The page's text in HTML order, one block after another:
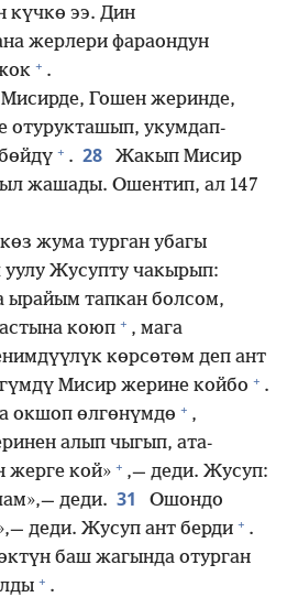
күчкө ээ. Дин
жерлери фараондун
+ .
Гошен жеринде,
отурукташып, укумдап-
+ . 28
Жакып Мисир
жашады. Ошентип, ал 147
жума турган убагы
уулу Жусупту чакырып:
ырайым тапкан болсом,
коюп + , мага
көрсөтөм деп ант
Мисир жерине койбо + .
окшоп өлгөнүмдө + ,
алып чыгып, ата-
жерге кой» + ,— деди. Жусуп:
деди. 31
Ошондо
деди. Жусуп ант берди + .
баш жагында отурган
+ .